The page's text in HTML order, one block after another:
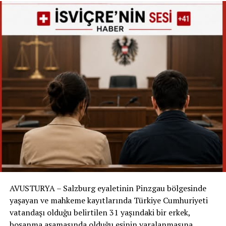
Medyum İngiltere’den telefonla yönlendirdi
Slovak gazetesi Nový Čas’ın aktardığına göre,
İngiltere’de yaşayan ve “Renko Star” adıyla tanınan
Rene isimli Slovak medyum da arama çalışmalarına
uzaktan dahil oldu.
Aramaya katılan Adam isimli gönüllü, Rene’nin
kendilerini telefon üzerinden yönlendirdiğini anlattı.
Gönüllünün ifadesine göre medyum; tek başına duran
bir çam ağacı, çakıllı yol, kulübe, bariyer ve ardından bir
çalılık gibi belirli noktaları tarif etti.
Gönüllüler: “Tarifleri izledik ve Mario’yu bulduk”
kamerasının açık olduğunu ve Rene ile sürekli bağlantıda
kaldıklarını söyledi. Gönüllülerin anlatımına göre grup,
verilen yönlendirmeleri takip etti ve sonunda Mario’yu
AVUSTURYA – Salzburg eyaletinin Pinzgau bölgesinde
yaşayan ve mahkeme kayıtlarında Türkiye Cumhuriyeti
vatandaşı olduğu belirtilen 31 yaşındaki bir erkek,